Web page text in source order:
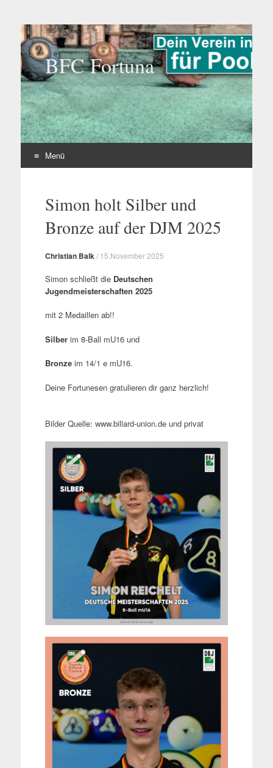
BFC Fortuna
Menü
springenSimon holt Silber und
Bronze auf der DJM 2025
Christian Balk / 15.November 2025
Simon schließt die Deutschen
Jugendmeisterschaften 2025
mit 2 Medaillen ab!!
Silberim 8-Ball mU16 und
Bronzeim 14/1 e mU16.
Deine Fortunesen gratulieren dir ganz herzlich!
Bilder Quelle: www.billard-union.de und privat